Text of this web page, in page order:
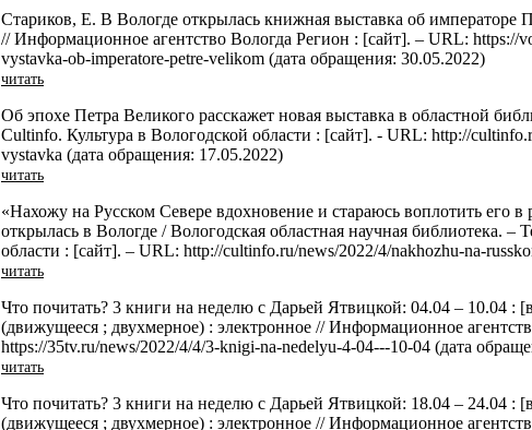
Стариков, Е. В Вологде открылась книжная выставка об императоре
// Информационное агентство Вологда Регион : [сайт]. – URL: https://
vystavka-ob-imperatore-petre-velikom (дата обращения: 30.05.2022)
читать
Об эпохе Петра Великого расскажет новая выставка в областной
Cultinfo. Культура в Вологодской области : [сайт]. - URL: http://
vystavka (дата обращения: 17.05.2022)
читать
«Нахожу на Русском Севере вдохновение и стараюсь воплотить его
открылась в Вологде / Вологодская областная научная библиотека.
области : [сайт]. – URL: http://cultinfo.ru/news/2022/4/nakhozhu-na-
читать
Что почитать? 3 книги на неделю с Дарьей Ятвицкой: 04.04 – 10.04 :
(движущееся ; двухмерное) : электронное // Информационное
https://35tv.ru/news/2022/4/4/3-knigi-na-nedelyu-4-04---10-04 (дата
читать
Что почитать? 3 книги на неделю с Дарьей Ятвицкой: 18.04 – 24.04 :
(движущееся ; двухмерное) : электронное // Информационное